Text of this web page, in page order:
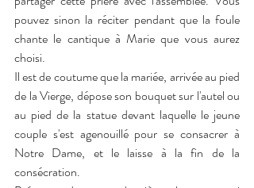
pouvez sinon la réciter pendant que la foule
chante le cantique à Marie que vous aurez
choisi.
Il est de coutume que la mariée, arrivée au pied
de la Vierge, dépose son bouquet sur l'autel ou
au pied de la statue devant laquelle le jeune
couple s'est agenouillé pour se consacrer à
Notre Dame, et le laisse à la fin de la
consécration.